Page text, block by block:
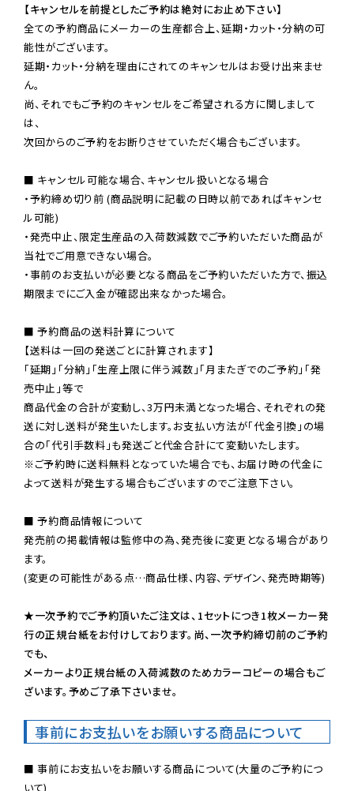
【キャンセルを前提としたご予約は絶対にお止め下さい】
全ての予約商品にメーカーの生産都合上、延期・カット・分納の可
能性がございます。
延期・カット・分納を理由にされてのキャンセルはお受け出来ませ
ん。
尚、それでもご予約のキャンセルをご希望される方に関しまして
は、
次回からのご予約をお断りさせていただく場合もございます。
■ キャンセル可能な場合、キャンセル扱いとなる場合
・予約締め切り前 (商品説明に記載の日時以前であればキャンセ
ル可能)
・発売中止、限定生産品の入荷数減数でご予約いただいた商品が
当社でご用意できない場合。
・事前のお支払いが必要となる商品をご予約いただいた方で、振込
期限までにご入金が確認出来なかった場合。
■ 予約商品の送料計算について
【送料は一回の発送ごとに計算されます】
「延期」「分納」「生産上限に伴う減数」「月またぎでのご予約」「発
売中止」等で
商品代金の合計が変動し、3万円未満となった場合、それぞれの発
送に対し送料が発生いたします。お支払い方法が「代金引換」の場
※ご予約時に送料無料となっていた場合でも、お届け時の代金に
よって送料が発生する場合もございますのでご注意下さい。
■ 予約商品情報について
発売前の掲載情報は監修中の為、発売後に変更となる場合があり
ます。
(変更の可能性がある点…商品仕様、内容、デザイン、発売時期等)
★一次予約でご予約頂いたご注文は、1セットにつき1枚メーカー発
行の正規台紙をお付けしております。尚、一次予約締切前のご予約
でも、
メーカーより正規台紙の入荷減数のためカラーコピーの場合もご
ざいます。予めご了承下さいませ。
事前にお支払いをお願いする商品について
■ 事前にお支払いをお願いする商品について(大量のご予約につ
いて)